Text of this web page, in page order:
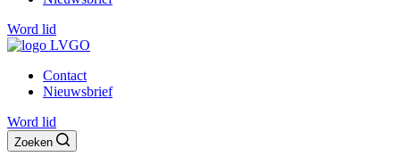
Word lid
Contact
Nieuwsbrief
Word lid
Zoeken